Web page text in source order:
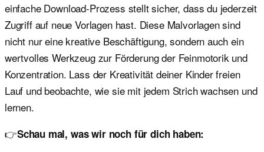
einfache Download-Prozess stellt sicher, dass du jederzeit
Zugriff auf neue Vorlagen hast. Diese Malvorlagen sind
nicht nur eine kreative Beschäftigung, sondern auch ein
wertvolles Werkzeug zur Förderung der Feinmotorik und
Konzentration. Lass der Kreativität deiner Kinder freien
Lauf und beobachte, wie sie mit jedem Strich wachsen und
lernen.
👉Schau mal, was wir noch für dich haben: